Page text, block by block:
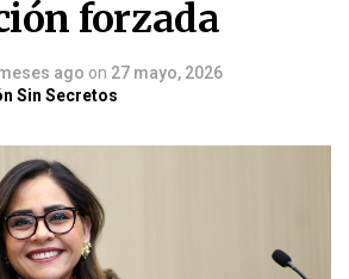
forzada
ago on 27 mayo, 2026
Sin Secretos